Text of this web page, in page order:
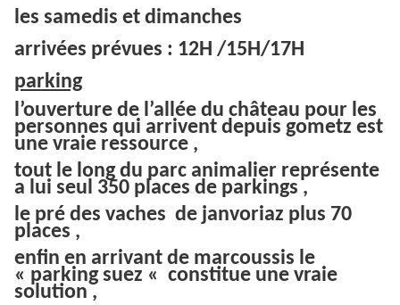
les samedis et dimanches
arrivées prévues : 12H /15H/17H
parking
l’ouverture de l’allée du château pour les
personnes qui arrivent depuis gometz est
une vraie ressource ,
tout le long du parc animalier représente
a lui seul 350 places de parkings ,
le pré des vaches de janvoriaz plus 70
places ,
enfin en arrivant de marcoussis le
« parking suez « constitue une vraie
solution ,